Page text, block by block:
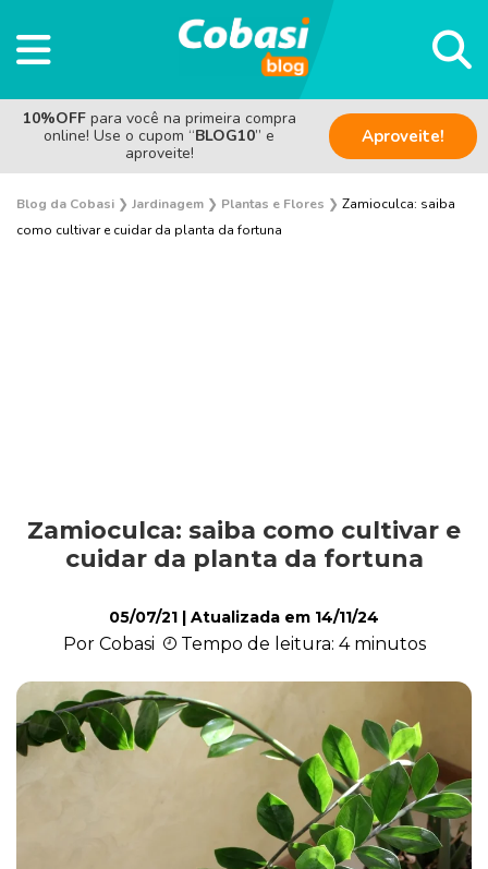
10%OFF para você na primeira compra
online! Use o cupom “BLOG10” e
aproveite!
Aproveite!
Blog da Cobasi ❯ Jardinagem ❯ Plantas e Flores ❯ Zamioculca: saiba
como cultivar e cuidar da planta da fortuna
Cultivo e Manutenção
Cachorro
Gato
Outros Pets
Zamioculca: saiba como cultivar e
cuidar da planta da fortuna
05/07/21 | Atualizada em 14/11/24
Por Cobasi Tempo de leitura: 4 minutos